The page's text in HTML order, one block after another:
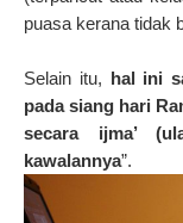
puasa kerana tidak
Selain itu, hal ini
pada siang hari
secara ijma’
kawalannya”.